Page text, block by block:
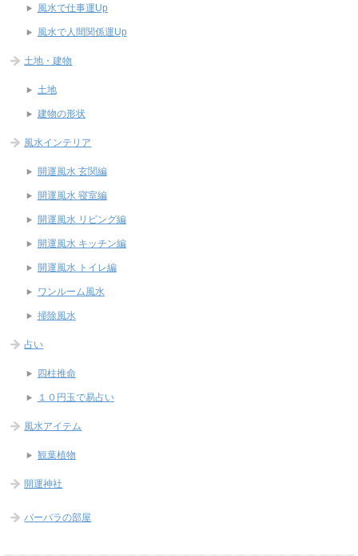
風水で仕事運Up
風水で人間関係運Up
土地・建物
土地
建物の形状
風水インテリア
開運風水 玄関編
開運風水 寝室編
開運風水 リビング編
開運風水 キッチン編
開運風水 トイレ編
ワンルーム風水
掃除風水
占い
四柱推命
１０円玉で易占い
風水アイテム
観葉植物
開運神社
バーバラの部屋